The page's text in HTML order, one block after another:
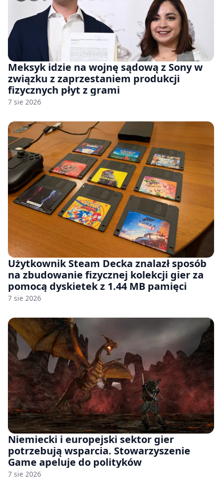
Meksyk idzie na wojnę sądową z Sony w
związku z zaprzestaniem produkcji
fizycznych płyt z grami
7 sie 2026
Użytkownik Steam Decka znalazł sposób
na zbudowanie fizycznej kolekcji gier za
pomocą dyskietek z 1.44 MB pamięci
7 sie 2026
Niemiecki i europejski sektor gier
potrzebują wsparcia. Stowarzyszenie
Game apeluje do polityków
7 sie 2026